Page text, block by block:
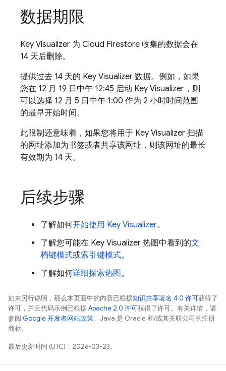
数据期限
Key Visualizer 为 Cloud Firestore 收集的数据会在
14 天后删除。
提供过去 14 天的 Key Visualizer 数据。例如，如果
您在 12 月 19 日中午 12:45 启动 Key Visualizer，则
可以选择 12 月 5 日中午 1:00 作为 2 小时时间范围
的最早开始时间。
此限制还意味着，如果您将用于 Key Visualizer 扫描
的网址添加为书签或者共享该网址，则该网址的最长
有效期为 14 天。
后续步骤
了解如何开始使用 Key Visualizer。
了解您可能在 Key Visualizer 热图中看到的文
档键模式或索引键模式。
了解如何详细探索热图。
如未另行说明，那么本页面中的内容已根据知识共享署名 4.0 许可获得了
许可，并且代码示例已根据Apache 2.0 许可获得了许可。有关详情，请
参阅 Google 开发者网站政策。Java 是 Oracle 和/或其关联公司的注册
商标。
最后更新时间 (UTC)：2026-03-23。